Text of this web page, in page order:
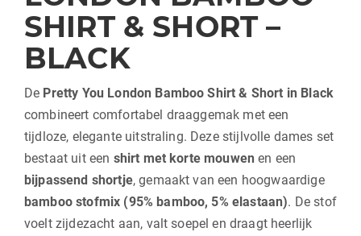
SHIRT & SHORT –
BLACK
De Pretty You London Bamboo Shirt & Short in Black
combineert comfortabel draaggemak met een
tijdloze, elegante uitstraling. Deze stijlvolle dames set
bestaat uit een shirt met korte mouwen en een
bijpassend shortje, gemaakt van een hoogwaardige
bamboo stofmix (95% bamboo, 5% elastaan). De stof
voelt zijdezacht aan, valt soepel en draagt heerlijk